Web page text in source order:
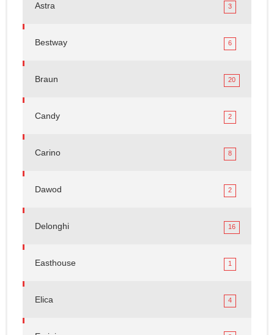
Astra 3
Bestway 6
Braun 20
Candy 2
Carino 8
Dawod 2
Delonghi 16
Easthouse 1
Elica 4